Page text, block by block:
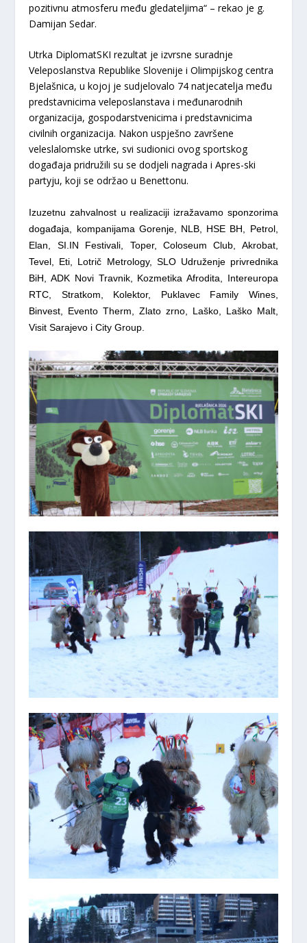
pozitivnu atmosferu među gledateljima“ – rekao je g.
Damijan Sedar.
Utrka DiplomatSKI rezultat je izvrsne suradnje
Veleposlanstva Republike Slovenije i Olimpijskog centra
Bjelašnica, u kojoj je sudjelovalo 74 natjecatelja među
predstavnicima veleposlanstava i međunarodnih
organizacija, gospodarstvenicima i predstavnicima
civilnih organizacija. Nakon uspješno završene
veleslalomske utrke, svi sudionici ovog sportskog
događaja pridružili su se dodjeli nagrada i Apres-ski
partyju, koji se održao u Benettonu.
Izuzetnu zahvalnost u realizaciji izražavamo sponzorima
događaja, kompanijama Gorenje, NLB, HSE BH, Petrol,
Elan, SI.IN Festivali, Toper, Coloseum Club, Akrobat,
Tevel, Eti, Lotrič Metrology, SLO Udruženje privrednika
BiH, ADK Novi Travnik, Kozmetika Afrodita, Intereuropa
RTC, Stratkom, Kolektor, Puklavec Family Wines,
Binvest, Evento Therm, Zlato zrno, Laško, Laško Malt,
Visit Sarajevo i City Group.